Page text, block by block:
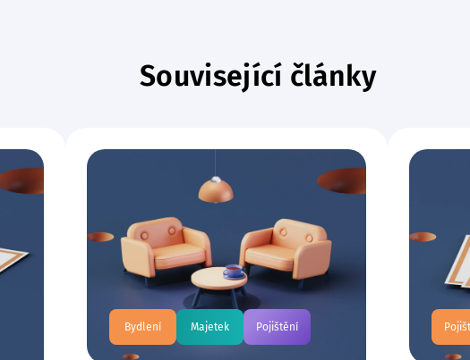
Související články
Bydlení Majetek Pojištění